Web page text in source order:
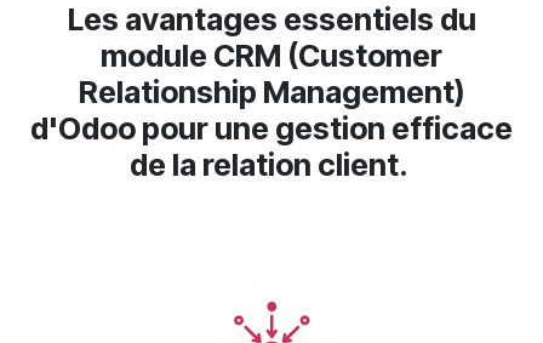
Les avantages essentiels du
module CRM (Customer
Relationship Management)
d'Odoo pour une gestion efficace
de la relation client.